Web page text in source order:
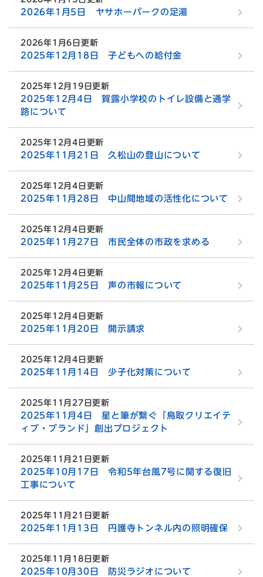
2026年1月5日 ヤサホーパークの足湯
2026年1月6日更新
2025年12月18日 子どもへの給付金
2025年12月19日更新
2025年12月4日 賀露小学校のトイレ設備と通学
路について
2025年12月4日更新
2025年11月21日 久松山の登山について
2025年12月4日更新
2025年11月28日 中山間地域の活性化について
2025年12月4日更新
2025年11月27日 市民全体の市政を求める
2025年12月4日更新
2025年11月25日 声の市報について
2025年12月4日更新
2025年11月20日 開示請求
2025年12月4日更新
2025年11月14日 少子化対策について
2025年11月27日更新
2025年11月4日 星と筆が繋ぐ「鳥取クリエイテ
ィブ・ブランド」創出プロジェクト
2025年11月21日更新
2025年10月17日 令和5年台風7号に関する復旧
工事について
2025年11月21日更新
2025年11月13日 円護寺トンネル内の照明確保
2025年11月18日更新
2025年10月30日 防災ラジオについて